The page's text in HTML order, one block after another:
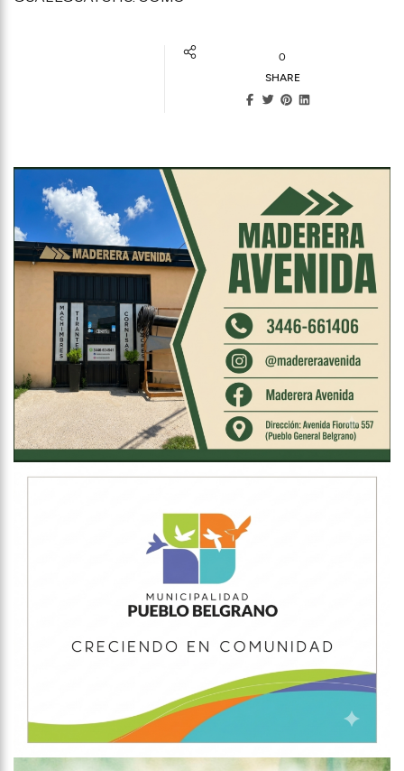
0
SHARE